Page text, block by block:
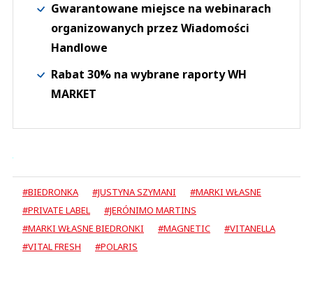
Gwarantowane miejsce na webinarach
organizowanych przez Wiadomości
Handlowe
Rabat 30% na wybrane raporty WH
MARKET
#BIEDRONKA #JUSTYNA SZYMANI
#MARKI WŁASNE
#PRIVATE LABEL
#JERÓNIMO MARTINS
#MARKI WŁASNE BIEDRONKI
#MAGNETIC
#VITANELLA
#VITAL FRESH
#POLARIS